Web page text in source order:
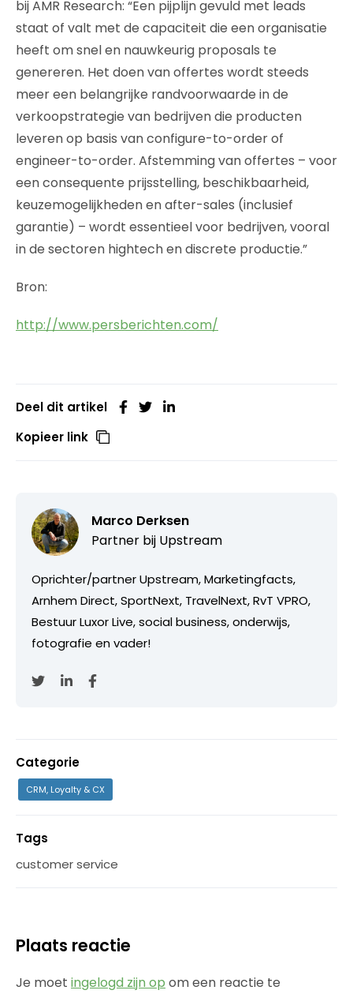
bij AMR Research: “Een pijplijn gevuld met leads
staat of valt met de capaciteit die een organisatie
heeft om snel en nauwkeurig proposals te
genereren. Het doen van offertes wordt steeds
meer een belangrijke randvoorwaarde in de
verkoopstrategie van bedrijven die producten
leveren op basis van configure-to-order of
engineer-to-order. Afstemming van offertes – voor
een consequente prijsstelling, beschikbaarheid,
keuzemogelijkheden en after-sales (inclusief
garantie) – wordt essentieel voor bedrijven, vooral
in de sectoren hightech en discrete productie.”
Bron:
http://www.persberichten.com/
Deel dit artikel
Kopieer link
Marco Derksen
Partner bij Upstream
Oprichter/partner Upstream, Marketingfacts,
Arnhem Direct, SportNext, TravelNext, RvT VPRO,
Bestuur Luxor Live, social business, onderwijs,
fotografie en vader!
Categorie
CRM, Loyalty & CX
Tags
customer service
Plaats reactie
Je moet ingelogd zijn op om een reactie te